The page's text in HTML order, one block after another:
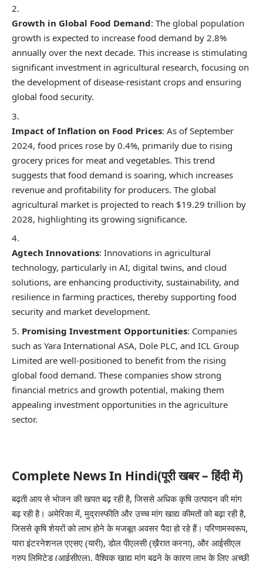
Growth in Global Food Demand: The global population
growth is expected to increase food demand by 2.8%
annually over the next decade. This increase is stimulating
significant investment in agricultural research, focusing on
the development of disease-resistant crops and ensuring
global food security.
Impact of Inflation on Food Prices: As of September
2024, food prices rose by 0.4%, primarily due to rising
grocery prices for meat and vegetables. This trend
suggests that food demand is soaring, which increases
revenue and profitability for producers. The global
agricultural market is projected to reach $19.29 trillion by
2028, highlighting its growing significance.
Agtech Innovations: Innovations in agricultural
technology, particularly in AI, digital twins, and cloud
solutions, are enhancing productivity, sustainability, and
resilience in farming practices, thereby supporting food
security and market development.
Promising Investment Opportunities: Companies
such as Yara International ASA, Dole PLC, and ICL Group
Limited are well-positioned to benefit from the rising
global food demand. These companies show strong
financial metrics and growth potential, making them
appealing investment opportunities in the agriculture
sector.
Complete News In Hindi(पूरी खबर – हिंदी में)
बढ़ती आय से भोजन की खपत बढ़ रही है, जिससे अधिक कृषि उत्पादन की मांग
बढ़ रही है। अमेरिका में, मुद्रास्फीति और उच्च मांग खाद्य कीमतों को बढ़ा रही है,
जिससे कृषि शेयरों को लाभ होने के मजबूत अवसर पैदा हो रहे हैं। परिणामस्वरूप,
यारा इंटरनेशनल एएसए (यारी), डोल पीएलसी (ख़ैरात करना), और आईसीएल
ग्रुप लिमिटेड (आईसीएल), वैश्विक खाद्य मांग बढ़ने के कारण लाभ के लिए अच्छी